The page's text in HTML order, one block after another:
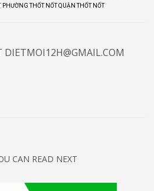
, PHƯỜNG THỐT NỐT QUẬN THỐT NỐT
DIETMOI12H@GMAIL.COM
CAN READ NEXT